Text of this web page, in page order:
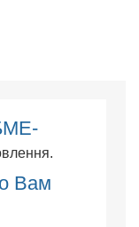
Вам